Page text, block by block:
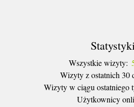
Wszystkie wizyty:
Wizyty z ostatnich 30
Wizyty w ciągu ostatniego
Użytkownicy